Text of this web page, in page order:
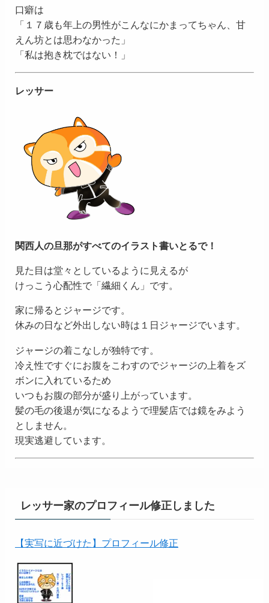
口癖は
「１７歳も年上の男性がこんなにかまってちゃん、甘
えん坊とは思わなかった」
「私は抱き枕ではない！」
レッサー
関西人の旦那がすべてのイラスト書いとるで！
見た目は堂々としているように見えるが
けっこう心配性で「繊細くん」です。
家に帰るとジャージです。
休みの日など外出しない時は１日ジャージでいます。
ジャージの着こなしが独特です。
冷え性ですぐにお腹をこわすのでジャージの上着をズ
ボンに入れているため
いつもお腹の部分が盛り上がっています。
髪の毛の後退が気になるようで理髪店では鏡をみよう
としません。
現実逃避しています。
レッサー家のプロフィール修正しました
【実写に近づけた】プロフィール修正